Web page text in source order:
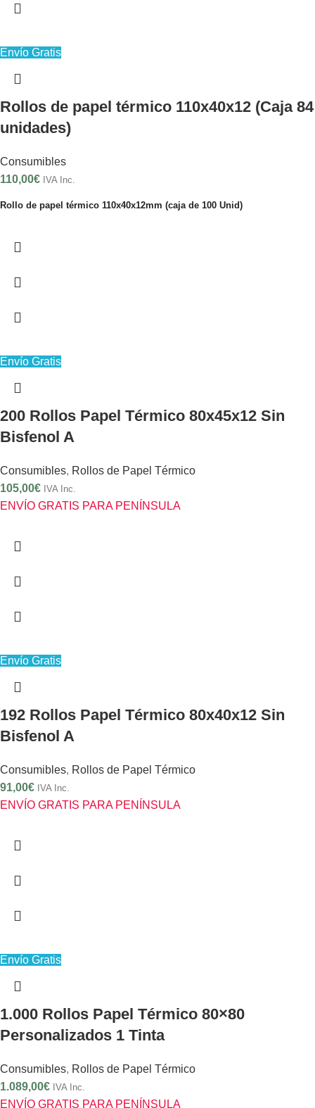
Envío Gratis
Rollos de papel térmico 110x40x12 (Caja 84
unidades)
Consumibles
110,00€ IVA Inc.
Rollo de papel térmico 110x40x12mm (caja de 100 Unid)
Envío Gratis
200 Rollos Papel Térmico 80x45x12 Sin
Bisfenol A
Consumibles, Rollos de Papel Térmico
105,00€ IVA Inc.
ENVÍO GRATIS PARA PENÍNSULA
Envío Gratis
192 Rollos Papel Térmico 80x40x12 Sin
Bisfenol A
Consumibles, Rollos de Papel Térmico
91,00€ IVA Inc.
ENVÍO GRATIS PARA PENÍNSULA
Envío Gratis
1.000 Rollos Papel Térmico 80×80
Personalizados 1 Tinta
Consumibles, Rollos de Papel Térmico
1.089,00€ IVA Inc.
ENVÍO GRATIS PARA PENÍNSULA